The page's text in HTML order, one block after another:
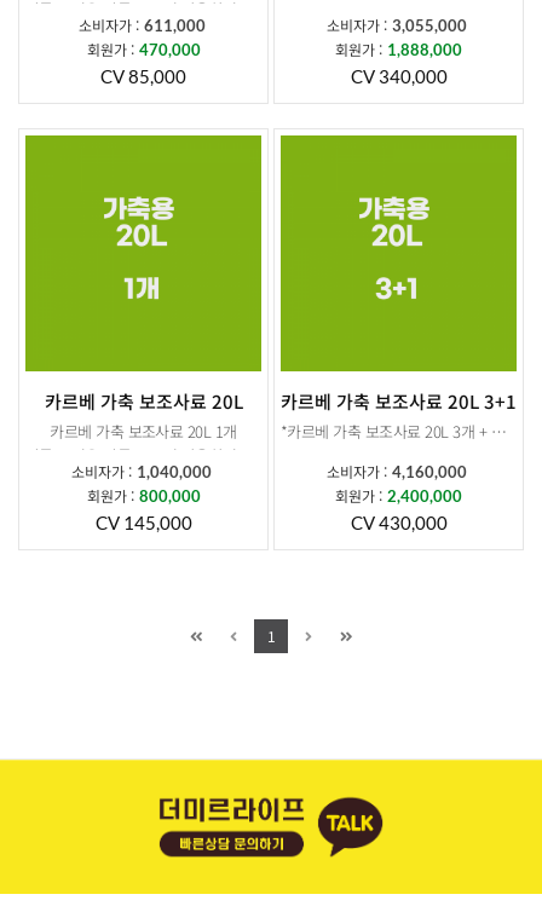
말통 뚜껑은 말통 오프너 사용하셔야 개봉됩니다.
소비자가 : 611,000
회원가 : 470,000
CV 85,000
소비자가 : 3,055,000
회원가 : 1,888,000
CV 340,000
카르베 가축 보조사료 20L
카르베 가축 보조사료 20L 1개
말통 뚜껑은 말통 오프너 사용하셔야 개봉됩니다.
소비자가 : 1,040,000
회원가 : 800,000
CV 145,000
카르베 가축 보조사료 20L 3+1
*카르베 가축 보조사료 20L 3개 + 추가증정 20L 1개 *
소비자가 : 4,160,000
회원가 : 2,400,000
CV 430,000
1